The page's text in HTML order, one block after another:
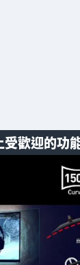
歡迎的功